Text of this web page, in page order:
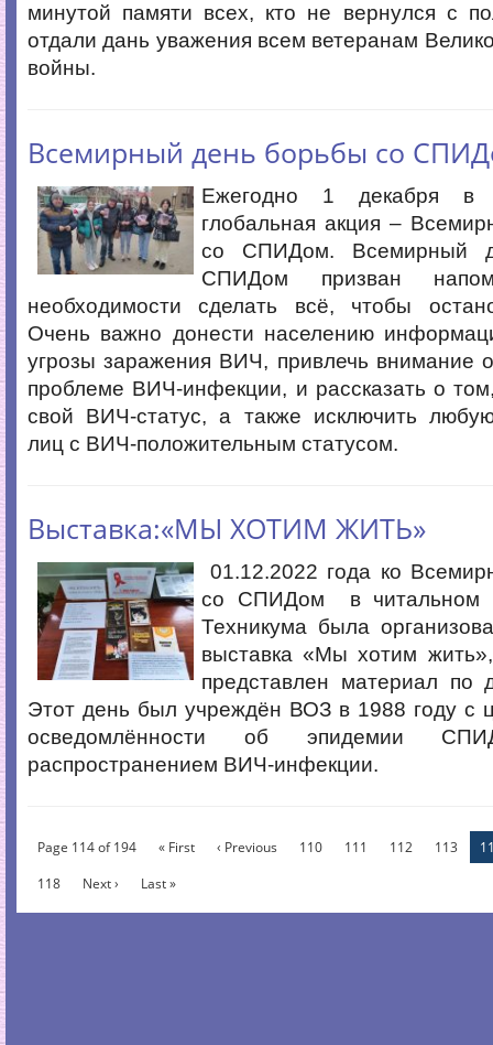
минутой памяти всех, кто не вернулся с
отдали дань уважения всем ветеранам
войны.
Всемирный день борьбы со
Ежегодно 1 декабря в
глобальная акция –
со СПИДом. Всемирный
СПИДом призван
необходимости сделать всё, чтобы
Очень важно донести населению
угрозы заражения ВИЧ, привлечь внимание
проблеме ВИЧ-инфекции, и рассказать о
свой ВИЧ-статус, а также исключить
лиц с ВИЧ-положительным статусом.
Выставка:«МЫ ХОТИМ ЖИТЬ»
01.12.2022 года ко
со СПИДом в читальном
Техникума была
выставка «Мы хотим
представлен материал по
Этот день был учреждён ВОЗ в 1988 году с
осведомлённости об эпидемии
распространением ВИЧ-инфекции.
Page 114 of 194 « First ‹ Previous 110 111 112 113
118
Next › Last »